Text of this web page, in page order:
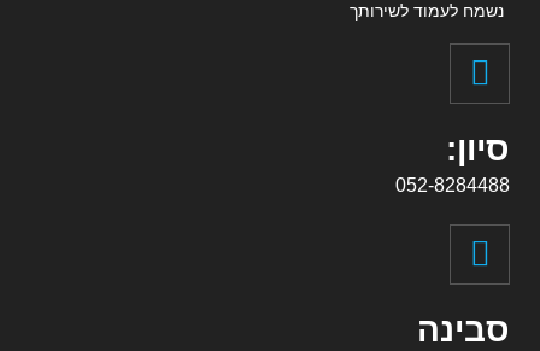
נשמח לעמוד לשירותך
סיון:
052-8284488
סבינה